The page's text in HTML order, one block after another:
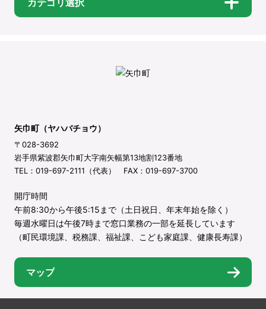
矢巾町（ヤハバチョウ）
〒028-3692
岩手県紫波郡矢巾町大字南矢幅第13地割123番地
TEL：019-697-2111（代表） FAX：019-697-3700
開庁時間
午前8:30から午後5:15まで（土日祝日、年末年始を除く）
毎週水曜日は午後7時まで窓口業務の一部を延長しています
（町民環境課、税務課、福祉課、こども家庭課、健康長寿課）
マップ